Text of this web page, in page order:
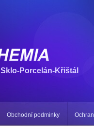
Sklo-Porcelán-Křištál
Obchodní podminky